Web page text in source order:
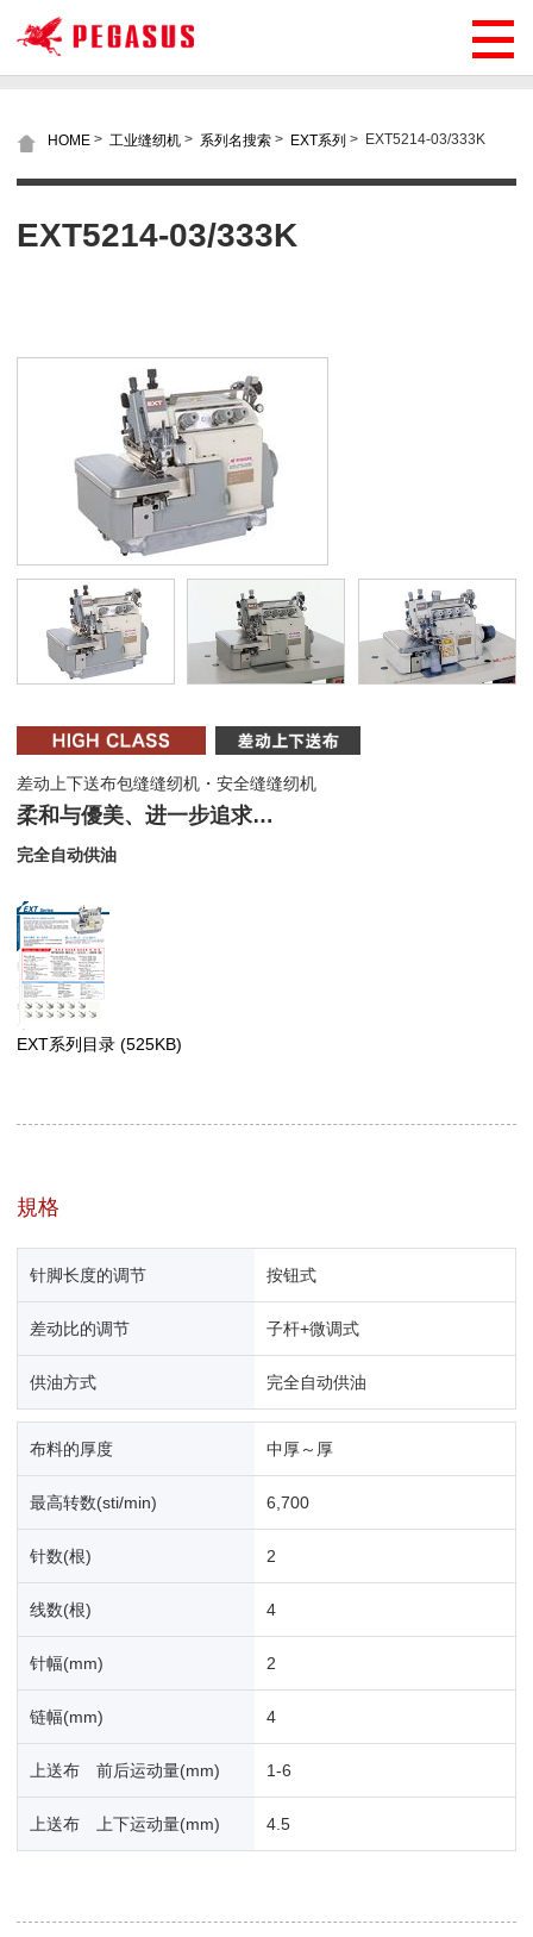
HOME > 工业缝纫机 > 系列名搜索 > EXT系列 > EXT5214-03/333K
EXT5214-03/333K
差动上下送布包缝缝纫机・安全缝缝纫机
柔和与優美、进一步追求…
完全自动供油
EXT系列目录 (525KB)
規格
针脚长度的调节 按钮式
差动比的调节 子杆+微调式
供油方式 完全自动供油
布料的厚度 中厚～厚
最高转数(sti/min) 6,700
针数(根) 2
线数(根) 4
针幅(mm) 2
链幅(mm) 4
上送布 前后运动量(mm) 1-6
上送布 上下运动量(mm) 4.5